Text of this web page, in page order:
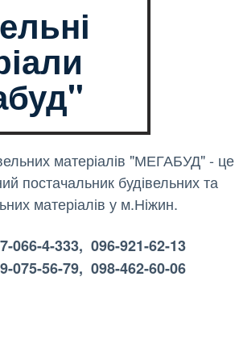
матеріалів "МЕГАБУД" - це
постачальник будівельних та
матеріалів у м.Ніжин.
4-333, 096-921-62-13
56-79, 098-462-60-06